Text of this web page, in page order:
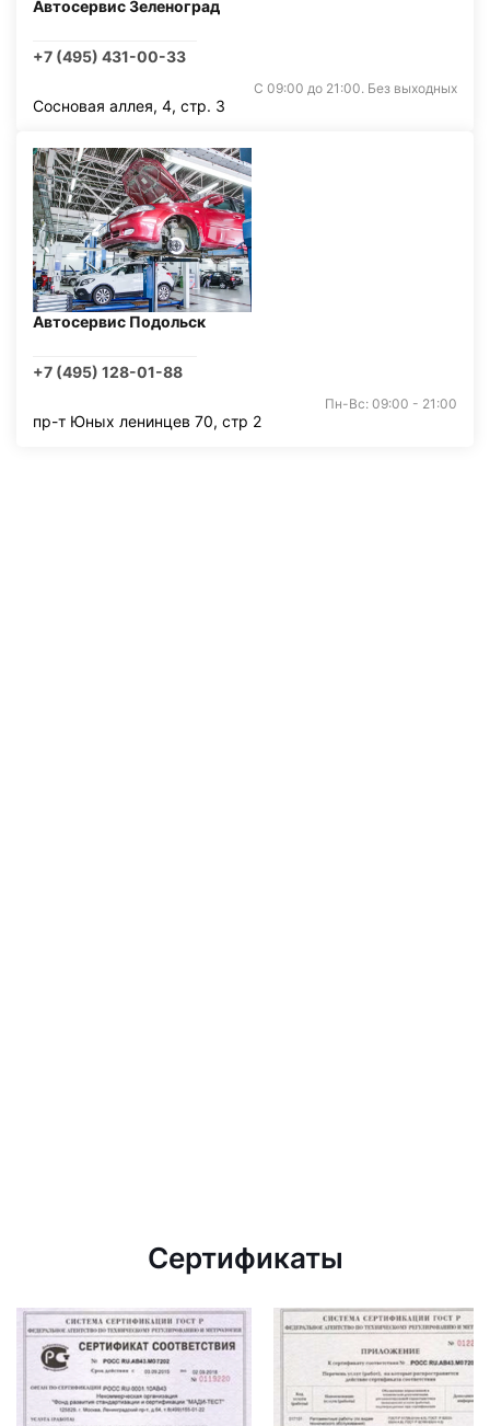
Автосервис Зеленоград
+7 (495) 431-00-33
С 09:00 до 21:00. Без выходных
Сосновая аллея, 4, стр. 3
Автосервис Подольск
+7 (495) 128-01-88
Пн-Вс: 09:00 - 21:00
пр-т Юных ленинцев 70, стр 2
Сертификаты